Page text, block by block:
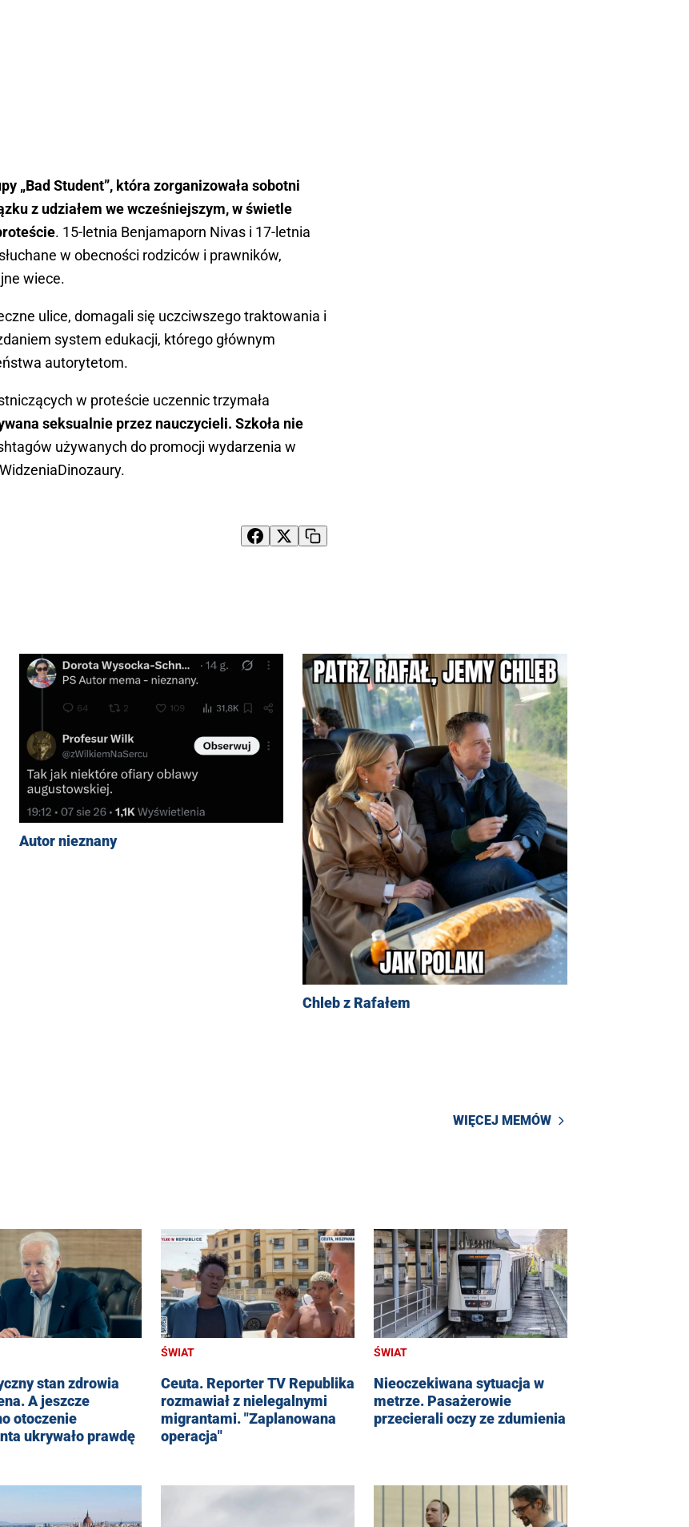
„Bad Student”, która zorganizowała sobotni
z udziałem we wcześniejszym, w świetle
. 15-letnia Benjamaporn Nivas i 17-letnia
w obecności rodziców i prawników,
wiece.
ulice, domagali się uczciwszego traktowania i
system edukacji, którego głównym
autorytetom.
w proteście uczennic trzymała
seksualnie przez nauczycieli. Szkoła nie
używanych do promocji wydarzenia w
Autor nieznany
Chleb z Rafałem
WIĘCEJ MEMÓW
stan zdrowia
A jeszcze
otoczenie
ukrywało prawdę
ŚWIAT
Ceuta. Reporter TV Republika
rozmawiał z nielegalnymi
migrantami. "Zaplanowana
operacja"
ŚWIAT
Nieoczekiwana sytuacja w
metrze. Pasażerowie
przecierali oczy ze zdumienia